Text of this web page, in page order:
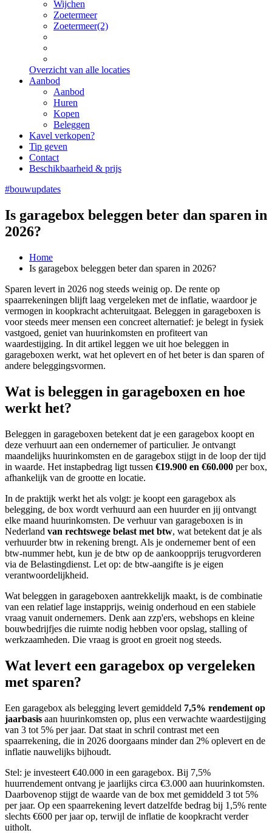
Wijchen
Zoetermeer
Zoetermeer(2)
Overzicht van alle locaties
Aanbod
Aanbod
Huren
Kopen
Beleggen
Kavel verkopen?
Tip geven
Contact
Beschikbaarheid & prijs
#bouwupdates
Is garagebox beleggen beter dan sparen in
2026?
Home
Is garagebox beleggen beter dan sparen in 2026?
Sparen levert in 2026 nog steeds weinig op. De rente op
spaarrekeningen blijft laag vergeleken met de inflatie, waardoor je
vermogen in koopkracht achteruitgaat. Beleggen in garageboxen is
voor steeds meer mensen een concreet alternatief: je belegt in fysiek
vastgoed, geniet van huurinkomsten en profiteert van
waardestijging. In dit artikel leggen we uit hoe beleggen in
garageboxen werkt, wat het oplevert en of het beter is dan sparen of
andere beleggingsvormen.
Wat is beleggen in garageboxen en hoe
werkt het?
Beleggen in garageboxen betekent dat je een garagebox koopt en
deze verhuurt aan een ondernemer of particulier. Je ontvangt
maandelijks huurinkomsten en de garagebox stijgt in de loop der tijd
in waarde. Het instapbedrag ligt tussen €19.900 en €60.000 per box,
afhankelijk van de grootte en locatie.
In de praktijk werkt het als volgt: je koopt een garagebox als
belegging, de box wordt verhuurd aan een huurder en jij ontvangt
elke maand huurinkomsten. De verhuur van garageboxen is in
Nederland van rechtswege belast met btw, wat betekent dat je als
verhuurder btw in rekening brengt. Als je ondernemer bent of een
btw-nummer hebt, kun je de btw op de aankoopprijs terugvorderen
via de Belastingdienst. Let op: de btw-aangifte is je eigen
verantwoordelijkheid.
Wat beleggen in garageboxen aantrekkelijk maakt, is de combinatie
van een relatief lage instapprijs, weinig onderhoud en een stabiele
vraag vanuit ondernemers. Denk aan zzp'ers, webshops en kleine
bouwbedrijfjes die ruimte nodig hebben voor opslag, stalling of
werkzaamheden. Die vraag is groot en groeit nog steeds.
Wat levert een garagebox op vergeleken
met sparen?
Een garagebox als belegging levert gemiddeld 7,5% rendement op
jaarbasis aan huurinkomsten op, plus een verwachte waardestijging
van 3 tot 5% per jaar. Dat staat in schril contrast met een
spaarrekening, die in 2026 doorgaans minder dan 2% oplevert en de
inflatie nauwelijks bijhoudt.
Stel: je investeert €40.000 in een garagebox. Bij 7,5%
huurrendement ontvang je jaarlijks circa €3.000 aan huurinkomsten.
Daarbovenop stijgt de waarde van de box met gemiddeld 3 tot 5%
per jaar. Op een spaarrekening levert datzelfde bedrag bij 1,5% rente
slechts €600 per jaar op, terwijl de inflatie de koopkracht verder
uitholt.